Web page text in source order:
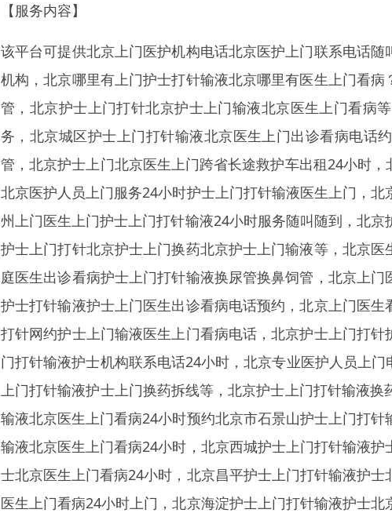
【服务内容】
该平台可提供北京上门医护机构电话北京医护上门联系电话
机构，北京哪里有上门护士打针输液北京哪里有医生上门看
管，北京护士上门打针北京护士上门输液北京医生上门看病
务，北京城区护士上门打针输液北京医生上门出诊看病电话
管，北京护士上门北京医生上门跨省长途救护车出租24小时
北京医护人员上门服务24小时护士上门打针输液医生上门，
州上门医生上门护士上门打针输液24小时服务随叫随到，北
护士上门打针北京护士上门换药北京护士上门输液等，北京
庭医生出诊看病护士上门打针输液换尿管换鼻饲管，北京上
护士打针输液护士上门医生出诊看病电话预约，北京上门医
打针网约护士上门输液医生上门看病电话，北京护士上门打
门打针输液护士机构联系电话24小时，北京专业医护人员上
上门打针输液护士上门换药拆线等，北京护士上门打针输液
输液北京医生上门看病24小时预约北京市石景山护士上门打
输液北京医生上门看病24小时，北京西城护士上门打针输液
士北京医生上门看病24小时，北京昌平护士上门打针输液护
医生上门看病24小时上门，北京海淀护士上门打针输液护士